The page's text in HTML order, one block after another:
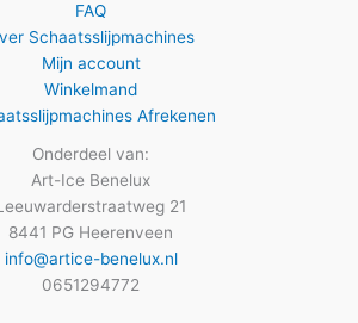
FAQ
Schaatsslijpmachines
Mijn account
Winkelmand
Afrekenen
Onderdeel van:
Art-Ice Benelux
21
8441 PG Heerenveen
info@artice-benelux.nl
0651294772